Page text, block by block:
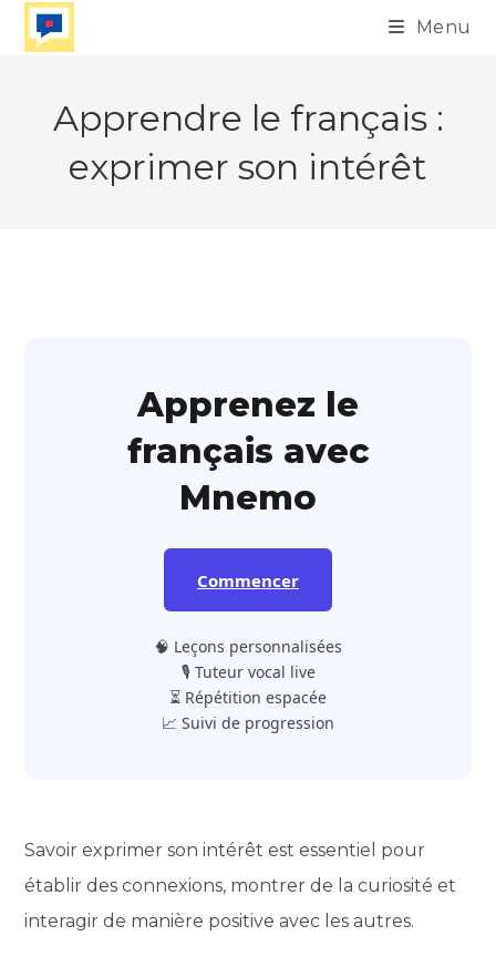
Skip
Menu
Apprendre le français :
exprimer son intérêt
Apprenez le
français avec
Mnemo
Commencer
🧠 Leçons personnalisées
🎙️ Tuteur vocal live
⏳ Répétition espacée
📈 Suivi de progression
Savoir exprimer son intérêt est essentiel pour
établir des connexions, montrer de la curiosité et
interagir de manière positive avec les autres.